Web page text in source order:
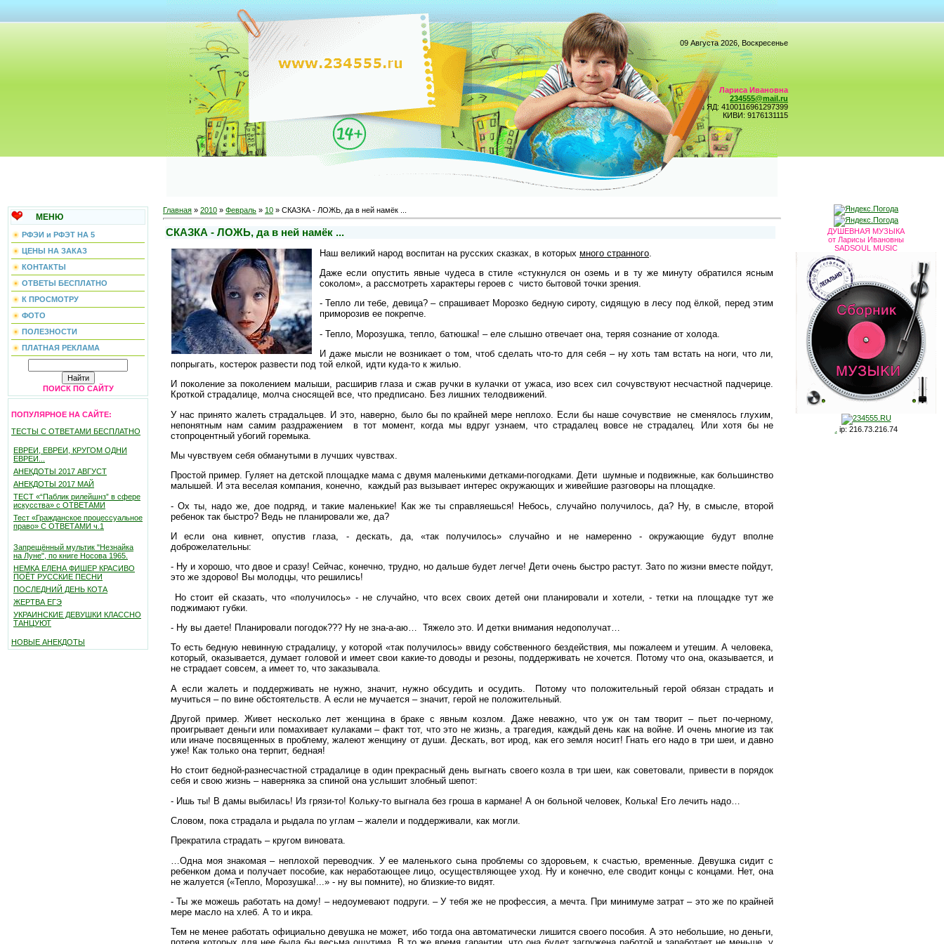
09 Августа 2026, Воскресенье
Лариса Ивановна
234555@mail.ru
ЯД: 4100116961297399
КИВИ: 9176131115
МЕНЮ
РФЭИ и РФЭТ НА 5
ЦЕНЫ НА ЗАКАЗ
КОНТАКТЫ
ОТВЕТЫ БЕСПЛАТНО
К ПРОСМОТРУ
ФОТО
ПОЛЕЗНОСТИ
ПЛАТНАЯ РЕКЛАМА
ПОИСК ПО САЙТУ
ПОПУЛЯРНОЕ НА САЙТЕ:
ТЕСТЫ С ОТВЕТАМИ БЕСПЛАТНО
ЕВРЕИ, ЕВРЕИ, КРУГОМ ОДНИ
ЕВРЕИ...
АНЕКДОТЫ 2017 АВГУСТ
АНЕКДОТЫ 2017 МАЙ
ТЕСТ «“Паблик рилейшнз” в сфере
искусства» с ОТВЕТАМИ
Тест «Гражданское процессуальное
право» С ОТВЕТАМИ ч.1
Запрещённый мультик "Незнайка
на Луне", по книге Носова 1965.
НЕМКА ЕЛЕНА ФИШЕР КРАСИВО
ПОЁТ РУССКИЕ ПЕСНИ
ПОСЛЕДНИЙ ДЕНЬ КОТА
ЖЕРТВА ЕГЭ
УКРАИНСКИЕ ДЕВУШКИ КЛАССНО
ТАНЦУЮТ
НОВЫЕ АНЕКДОТЫ
Главная » 2010 » Февраль » 10 » СКАЗКА - ЛОЖЬ, да в ней намёк ...
СКАЗКА - ЛОЖЬ, да в ней намёк ...
Наш великий народ воспитан на русских сказках, в которых много странного
Даже если опустить явные чудеса в стиле «стукнулся он оземь и в ту же минуту обратился ясным
соколом», а рассмотреть характеры героев с чисто бытовой точки зрения.
- Тепло ли тебе, девица? – спрашивает Морозко бедную сироту, сидящую в лесу под ёлкой, перед этим
приморозив ее покрепче.
- Тепло, Морозушка, тепло, батюшка! – еле слышно отвечает она, теряя сознание от холода.
И даже мысли не возникает о том, чтоб сделать что-то для себя – ну хоть там встать на ноги, что ли,
попрыгать, костерок развести под той елкой, идти куда-то к жилью.
И поколение за поколением малыши, расширив глаза и сжав ручки в кулачки от ужаса, изо всех сил сочувствуют несчастной падчерице.
Кроткой страдалице, молча сносящей все, что предписано. Без лишних телодвижений.
У нас принято жалеть страдальцев. И это, наверно, было бы по крайней мере неплохо. Если бы наше сочувствие не сменялось глухим,
непонятным нам самим раздражением в тот момент, когда мы вдруг узнаем, что страдалец вовсе не страдалец. Или хотя бы не
стопроцентный убогий горемыка.
Мы чувствуем себя обманутыми в лучших чувствах.
Простой пример. Гуляет на детской площадке мама с двумя маленькими детками-погодками. Дети шумные и подвижные, как большинство
малышей. И эта веселая компания, конечно, каждый раз вызывает интерес окружающих и живейшие разговоры на площадке.
- Ох ты, надо же, дое подряд, и такие маленькие! Как же ты справляешься! Небось, случайно получилось, да? Ну, в смысле, второй
ребенок так быстро? Ведь не планировали же, да?
И если она кивнет, опустив глаза, - дескать, да, «так получилось» случайно и не намеренно - окружающие будут вполне
доброжелательны:
- Ну и хорошо, что двое и сразу! Сейчас, конечно, трудно, но дальше будет легче! Дети очень быстро растут. Зато по жизни вместе пойдут,
это же здорово! Вы молодцы, что решились!
Но стоит ей сказать, что «получилось» - не случайно, что всех своих детей они планировали и хотели, - тетки на площадке тут же
поджимают губки.
- Ну вы даете! Планировали погодок??? Ну не зна-а-аю… Тяжело это. И детки внимания недополучат…
То есть бедную невинную страдалицу, у которой «так получилось» ввиду собственного бездействия, мы пожалеем и утешим. А человека,
который, оказывается, думает головой и имеет свои какие-то доводы и резоны, поддерживать не хочется. Потому что она, оказывается, и
не страдает совсем, а имеет то, что заказывала.
А если жалеть и поддерживать не нужно, значит, нужно обсудить и осудить. Потому что положительный герой обязан страдать и
мучиться – по вине обстоятельств. А если не мучается – значит, герой не положительный.
Другой пример. Живет несколько лет женщина в браке с явным козлом. Даже неважно, что уж он там творит – пьет по-черному,
проигрывает деньги или помахивает кулаками – факт тот, что это не жизнь, а трагедия, каждый день как на войне. И очень многие из так
или иначе посвященных в проблему, жалеют женщину от души. Дескать, вот ирод, как его земля носит! Гнать его надо в три шеи, и давно
уже! Как только она терпит, бедная!
Но стоит бедной-разнесчастной страдалице в один прекрасный день выгнать своего козла в три шеи, как советовали, привести в порядок
себя и свою жизнь – наверняка за спиной она услышит злобный шепот:
- Ишь ты! В дамы выбилась! Из грязи-то! Кольку-то выгнала без гроша в кармане! А он больной человек, Колька! Его лечить надо…
Словом, пока страдала и рыдала по углам – жалели и поддерживали, как могли.
Прекратила страдать – кругом виновата.
…Одна моя знакомая – неплохой переводчик. У ее маленького сына проблемы со здоровьем, к счастью, временные. Девушка сидит с
ребенком дома и получает пособие, как неработающее лицо, осуществляющее уход. Ну и конечно, еле сводит концы с концами. Нет, она
не жалуется («Тепло, Морозушка!...» - ну вы помните), но близкие-то видят.
- Ты же можешь работать на дому! – недоумевают подруги. – У тебя же не профессия, а мечта. При минимуме затрат – это же по крайней
мере масло на хлеб. А то и икра.
Тем не менее работать официально девушка не может, ибо тогда она автоматически лишится своего пособия. А это небольшие, но деньги,
ДУШЕВНАЯ МУЗЫКА
от Ларисы Ивановны
SADSOUL MUSIC
ip: 216.73.216.74